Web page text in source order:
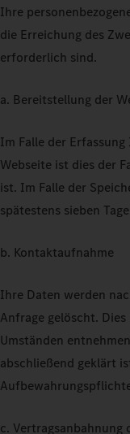
Ihre
die Erreichung des
erforderlich sind.
a. Bereitstellung der
Im Falle der
Webseite ist dies der
ist. Im Falle der
spätestens sieben
b. Kontaktaufnahme
Ihre Daten werden
Anfrage gelöscht.
Umständen
abschließend geklärt
c.